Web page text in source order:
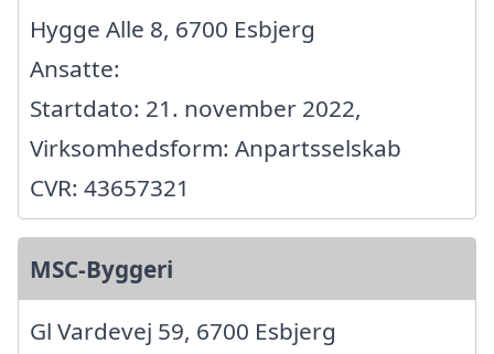
Hygge Alle 8, 6700 Esbjerg
Ansatte:
Startdato: 21. november 2022,
Virksomhedsform: Anpartsselskab
CVR: 43657321
MSC-Byggeri
Gl Vardevej 59, 6700 Esbjerg